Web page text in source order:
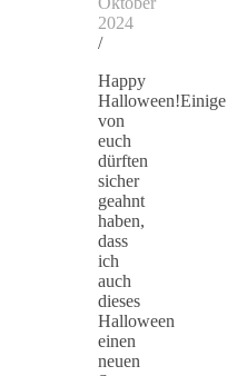
2024
/
Happy
Halloween!Einige
von
euch
dürften
sicher
geahnt
haben,
dass
ich
auch
dieses
Halloween
einen
neuen